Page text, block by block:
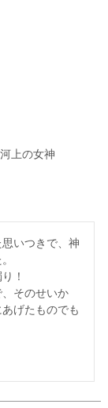
上の女神
いつきで、神
！
そのせいか
げたものでも